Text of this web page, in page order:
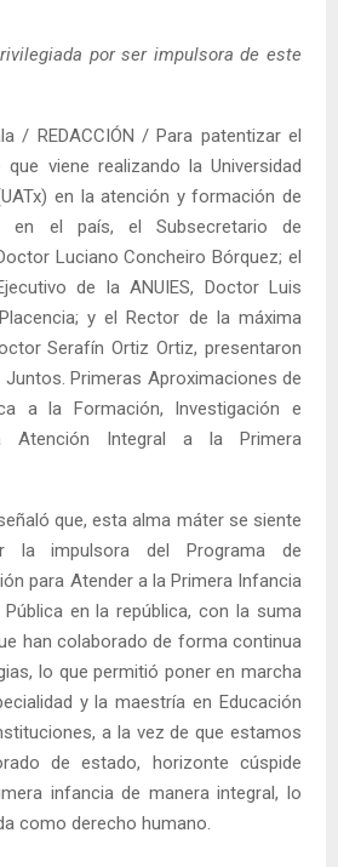
por ser impulsora de este
/ REDACCIÓN / Para patentizar el
viene realizando la Universidad
en la atención y formación de
en el país, el Subsecretario de
Luciano Concheiro Bórquez; el
de la ANUIES, Doctor Luis
y el Rector de la máxima
Serafín Ortiz Ortiz, presentaron
Juntos. Primeras Aproximaciones de
a la Formación, Investigación e
Atención Integral a la Primera
que, esta alma máter se siente
la impulsora del Programa de
para Atender a la Primera Infancia
en la república, con la suma
han colaborado de forma continua
lo que permitió poner en marcha
y la maestría en Educación
a la vez de que estamos
de estado, horizonte cúspide
infancia de manera integral, lo
como derecho humano.